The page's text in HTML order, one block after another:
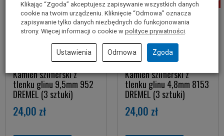
Kamień szlifierski z
tlenku glinu 9,5mm 952
DREMEL (3 sztuki)
24,00 zł
Kamień szlifierski z
tlenku glinu 4,8mm 8153
DREMEL (3 sztuki)
24,00 zł
Klikając “Zgoda” akceptujesz zapisywanie wszystkich danych
cookie na twoim urządzeniu. Kliknięcie “Odmowa” oznacza
zapisywanie tylko danych niezbędnych do funkcjonowania
strony. Więcej informacji o cookie w polityce prywatności.
Ustawienia Odmowa Zgoda